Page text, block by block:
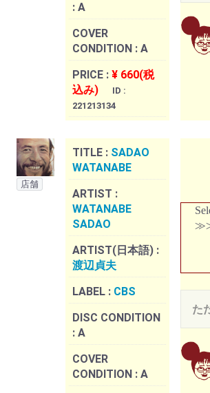
: A
COVER
CONDITION : A
PRICE : ¥ 660(税
込み)
ID :
221213134
店舗
TITLE : SADAO
WATANABE
ARTIST :
WATANABE
SADAO
ARTIST(日本語) :
渡辺貞夫
LABEL : CBS
DISC CONDITION
: A
COVER
CONDITION : A
た